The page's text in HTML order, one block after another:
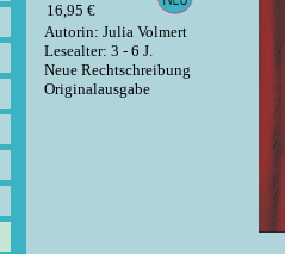
16,95 €
Autorin: Julia Volmert
Lesealter: 3 - 6 J.
Neue Rechtschreibung
Originalausgabe